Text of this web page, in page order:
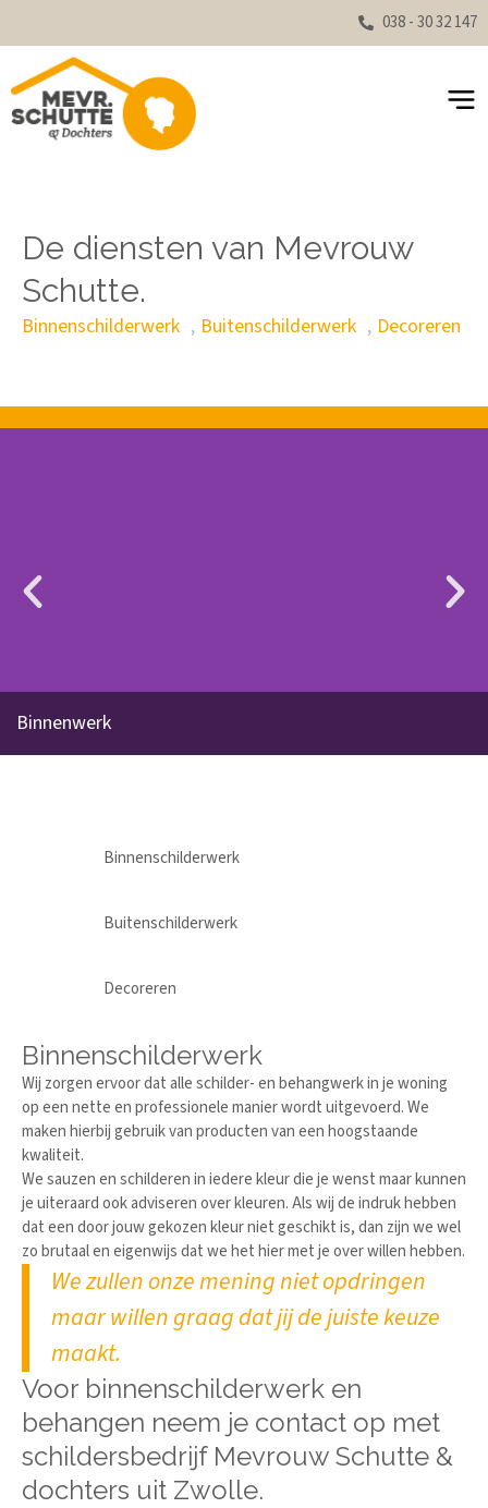
038 - 30 32 147
De diensten van Mevrouw
Schutte.
Binnenschilderwerk Buitenschilderwerk Decoreren
Binnenwerk
Binnenschilderwerk
Buitenschilderwerk
Decoreren
Binnenschilderwerk
Wij zorgen ervoor dat alle schilder- en behangwerk in je woning
op een nette en professionele manier wordt uitgevoerd. We
maken hierbij gebruik van producten van een hoogstaande
kwaliteit.
We sauzen en schilderen in iedere kleur die je wenst maar kunnen
je uiteraard ook adviseren over kleuren. Als wij de indruk hebben
dat een door jouw gekozen kleur niet geschikt is, dan zijn we wel
zo brutaal en eigenwijs dat we het hier met je over willen hebben.
We zullen onze mening niet opdringen
maar willen graag dat jij de juiste keuze
maakt.
Voor binnenschilderwerk en
behangen neem je contact op met
schildersbedrijf Mevrouw Schutte &
dochters uit Zwolle.